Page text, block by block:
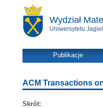
Wydział
Uniwersytetu
Publikacje
ACM Transactions
Skrót: